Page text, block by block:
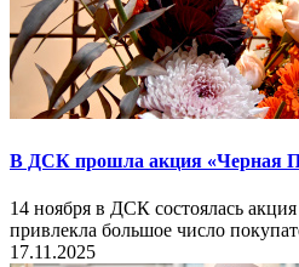
В ДСК прошла акция «Черная
14 ноября в ДСК состоялась
привлекла большое число
17.11.2025